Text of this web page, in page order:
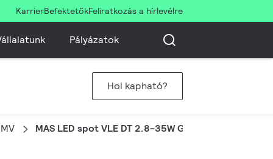
KarrierBefektetőkFeliratkozás a hírlevélre
Pályázatok
Hol kapható?
MAS LED spot VLE DT 2.8-35W GU10 927 36D